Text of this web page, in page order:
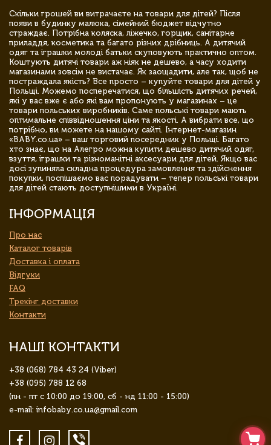
Скільки грошей ви витрачаєте на товари для дітей? Після
появи в будинку малюка, сімейний бюджет відчутно
страждає. Потрібна коляска, ліжечко, горщик, санітарне
приладдя, косметика та багато різних дрібниць. А дитячий
одяг та іграшки молоді батьки скуповують практично оптом.
Коштують дитячі товари аж ніяк не дешево, а часу ходити
магазинами зовсім не вистачає. Як заощадити, але так, щоб не
постраждала якість? Все просто – купуйте товари для дітей у
Польщі. Можемо посперечатися, що більшість дитячих речей,
які у вас вже є або які вам пропонують у магазинах – це
товари польських виробників. Саме польські товари мають
оптимальне співвідношення ціни та якості. А вибрати все, що
потрібно, ви можете на нашому сайті. Інтернет-магазин
«BABY.co.ua» – ваш торговий посередник у Польщі. Багато
хто знає, що на Алегро можна купити дешево дитячий одяг,
взуття, іграшки та різноманітні аксесуари для дітей. Якщо вас
досі зупиняла складна процедура замовлення та здійснення
покупки, поспішаємо вас порадувати – тепер польські товари
для дітей стають доступнішими в Україні.
ІНФОРМАЦІЯ
Про нас
Каталог товарів
Доставка і оплата
Відгуки
FAQ
Трекінг доставки
Контакти
НАШІ КОНТАКТИ
+38 (068) 784 43 24 (Viber)
+38 (095) 788 12 68
(пн - пт с 10:00 до 19:00, сб - нд 11:00 - 15:00)
e-mail: infobaby.co.ua@gmail.com